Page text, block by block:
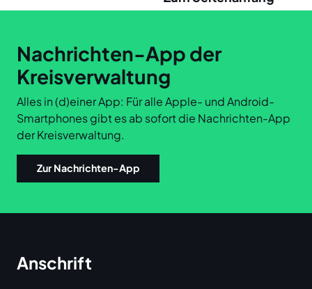
Links
Nachrichten-App der
Kreisverwaltung
Alles in (d)einer App: Für alle Apple- und Android-
Smartphones gibt es ab sofort die Nachrichten-App
der Kreisverwaltung.
Zur Nachrichten-App
Anschrift